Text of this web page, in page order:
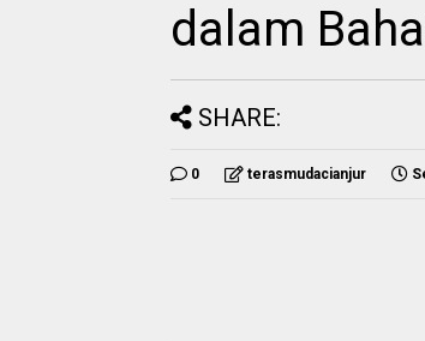
dalam
SHARE:
0 terasmudacianjur